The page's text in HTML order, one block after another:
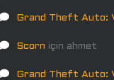
Grand Theft Auto:
Scorn için ahmet
Grand Theft Auto: